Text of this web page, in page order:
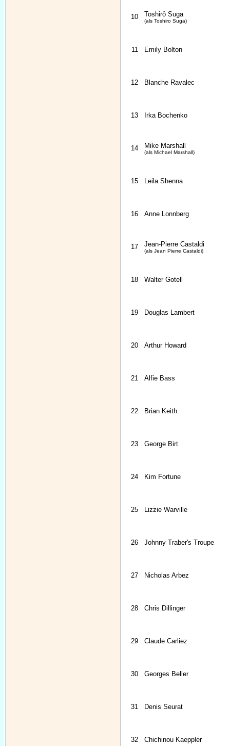
10 Toshirô Suga
(als Toshiro Suga)
11 Emily Bolton
12 Blanche Ravalec
13 Irka Bochenko
14 Mike Marshall
(als Michael Marshall)
15 Leila Shenna
16 Anne Lonnberg
17 Jean-Pierre Castaldi
(als Jean Pierre Castaldi)
18 Walter Gotell
19 Douglas Lambert
20 Arthur Howard
21 Alfie Bass
22 Brian Keith
23 George Birt
24 Kim Fortune
25 Lizzie Warville
26 Johnny Traber's Troupe
27 Nicholas Arbez
28 Chris Dillinger
29 Claude Carliez
30 Georges Beller
31 Denis Seurat
32 Chichinou Kaeppler